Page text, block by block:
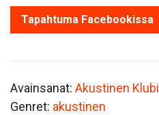
Tapahtuma Facebookissa
Avainsanat: Akustinen Klubi
Genret: akustinen